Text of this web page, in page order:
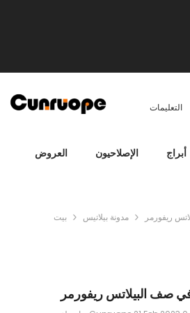
التعليمات
العروض الإصلاحيون أبراج
بيت مدونة بيلاتيس